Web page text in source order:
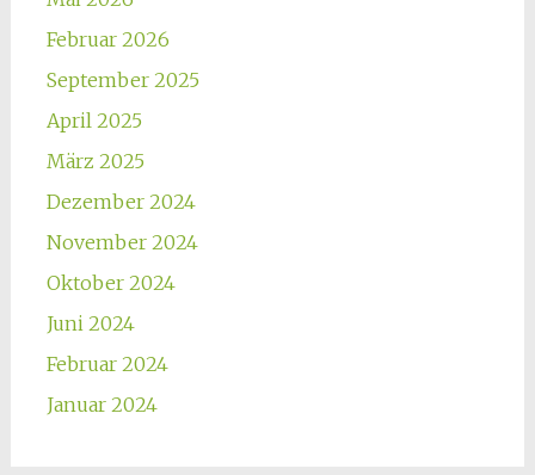
Februar 2026
September 2025
April 2025
März 2025
Dezember 2024
November 2024
Oktober 2024
Juni 2024
Februar 2024
Januar 2024